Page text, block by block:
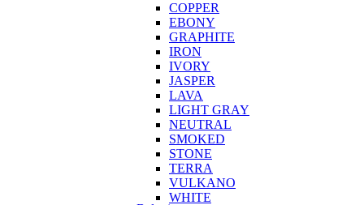
COPPER
EBONY
GRAPHITE
IRON
IVORY
JASPER
LAVA
LIGHT GRAY
NEUTRAL
SMOKED
STONE
TERRA
VULKANO
WHITE